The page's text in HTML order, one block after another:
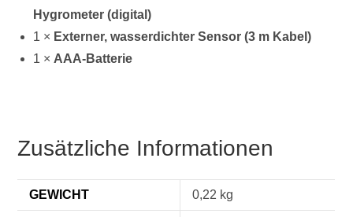
Hygrometer (digital)
1 × Externer, wasserdichter Sensor (3 m Kabel)
1 × AAA-Batterie
Zusätzliche Informationen
GEWICHT 0,22 kg